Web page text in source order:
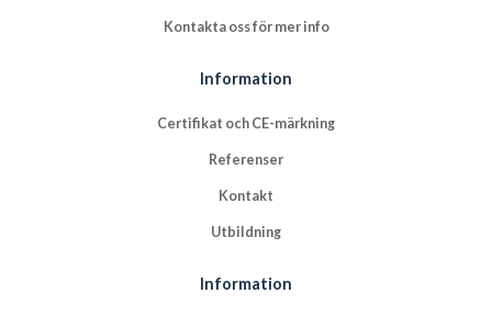
Kontakta oss för mer info
Information
Certifikat och CE-märkning
Referenser
Kontakt
Utbildning
Information